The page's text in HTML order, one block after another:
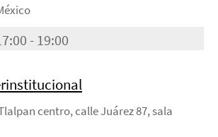
- 19:00
centro, calle Juárez 87, sala